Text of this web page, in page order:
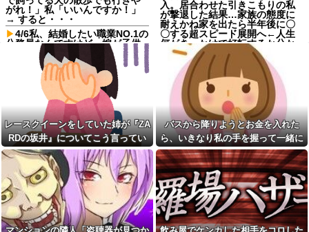
がれ！」私「いいんですか！」
→ すると・・・
4/6私、結婚したい職業NO.1の
公務員なんですけど、嫁が子供
連れて家出した。全く理由は思
いつかないけど強いてあげると
すれば母のせいかもしれない。
嫁のせいでアトピー悪化しそう
レースクイーンをしていた姉
が『ZARDの坂井』についてこう
言っていた
【動画】手術中に熊本地震直
撃やばすぎる
【驚愕】マチアプで会った外
国人からまさかの『こう』言わ
れたんやがこれワイ詰み
か？？？？？？？
【緊急】今の若者に急増して
いる『コレ』依存、めちゃくち
ゃ深刻な模様w w w w w w w w
入。居合わせた引きこもりの私
が撃退した結果…家族の態度に
耐えかね家を出たら半年後に〇
〇する超スピード展開へ←人生
何がきっかけで好転するか分か
らない
嫁「そのLINE気持ち悪い！離
婚して！」俺「ウワキじゃない
のに？」→ママ友との雑談が原
因でまさかの展開に…
俺の不倫やＤⅤを偽装されて
たり、 元嫁友使って誘惑させた
り、かなり面倒な事にはなりま
したが、結果は完勝。
これが話がつまらない人の特
徴らしい
【苦悩】職場の浮気で離婚→
子供が欲しくて再婚！でも元嫁
と教員一家に巻き込まれた結果
ｗｗｗｗ
PTA会長が事故で辞退→旦那
レースクイーンをしていた姉が『ZA
RDの坂井』についてこう言ってい
た
バスから降りようとお金を入れた
ら、いきなり私の手を握って一緒に
降りようとする子供がいた。手をほ
どこうとしても放してくれず...